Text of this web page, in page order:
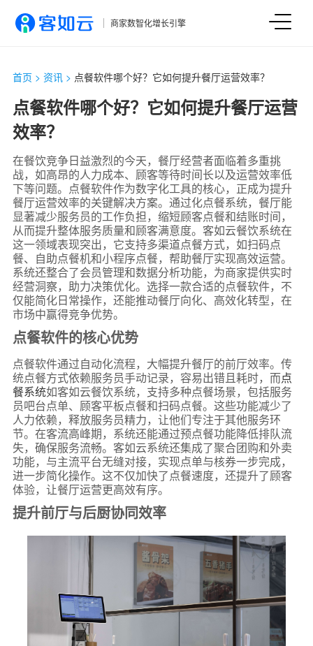
商家数智化增长引擎
首页 > 资讯> 点餐软件哪个好？它如何提升餐厅运营效率？
点餐软件哪个好？它如何提升餐厅运营
效率？
在餐饮竞争日益激烈的今天，餐厅经营者面临着多重挑
战，如高昂的人力成本、顾客等待时间长以及运营效率低
下等问题。点餐软件作为数字化工具的核心，正成为提升
餐厅运营效率的关键解决方案。通过化点餐系统，餐厅能
显著减少服务员的工作负担，缩短顾客点餐和结账时间，
从而提升整体服务质量和顾客满意度。客如云餐饮系统在
这一领域表现突出，它支持多渠道点餐方式，如扫码点
餐、自助点餐机和小程序点餐，帮助餐厅实现高效运营。
系统还整合了会员管理和数据分析功能，为商家提供实时
经营洞察，助力决策优化。选择一款合适的点餐软件，不
仅能简化日常操作，还能推动餐厅向化、高效化转型，在
市场中赢得竞争优势。
点餐软件的核心优势
点餐软件通过自动化流程，大幅提升餐厅的前厅效率。传
统点餐方式依赖服务员手动记录，容易出错且耗时，而点
餐系统如客如云餐饮系统，支持多种点餐场景，包括服务
员吧台点单、顾客平板点餐和扫码点餐。这些功能减少了
人力依赖，释放服务员精力，让他们专注于其他服务环
节。在客流高峰期，系统还能通过预点餐功能降低排队流
失，确保服务流畅。客如云系统还集成了聚合团购和外卖
功能，与主流平台无缝对接，实现点单与核券一步完成，
进一步简化操作。这不仅加快了点餐速度，还提升了顾客
体验，让餐厅运营更高效有序。
提升前厅与后厨协同效率